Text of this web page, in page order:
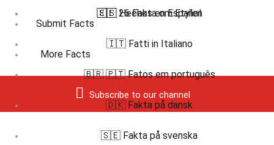
Submit Facts
More Facts
Subscribe to our channel
🇸🇪 26 Fakta om Etylen
🇪🇸 Hechos en Español
🇮🇹 Fatti in Italiano
🇧🇷 🇵🇹 Fatos em português
🇩🇰 Fakta på dansk
🇸🇪 Fakta på svenska